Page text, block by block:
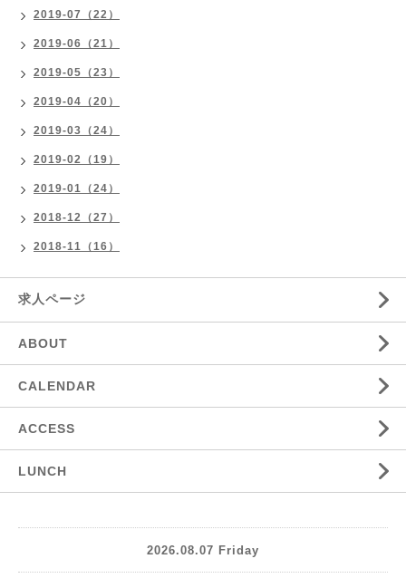
2019-07（22）
2019-06（21）
2019-05（23）
2019-04（20）
2019-03（24）
2019-02（19）
2019-01（24）
2018-12（27）
2018-11（16）
求人ページ
ABOUT
CALENDAR
ACCESS
LUNCH
2026.08.07 Friday